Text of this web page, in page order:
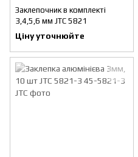
Заклепочник в комплекті
3,4,5,6 мм JTC 5821
Ціну уточнюйте